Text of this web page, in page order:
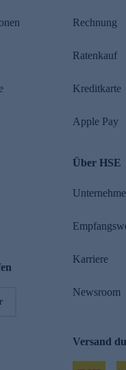
Rechnung
Ratenkauf
Kreditkarte
Apple Pay
Über HSE
Karriere
Newsroom
Versand